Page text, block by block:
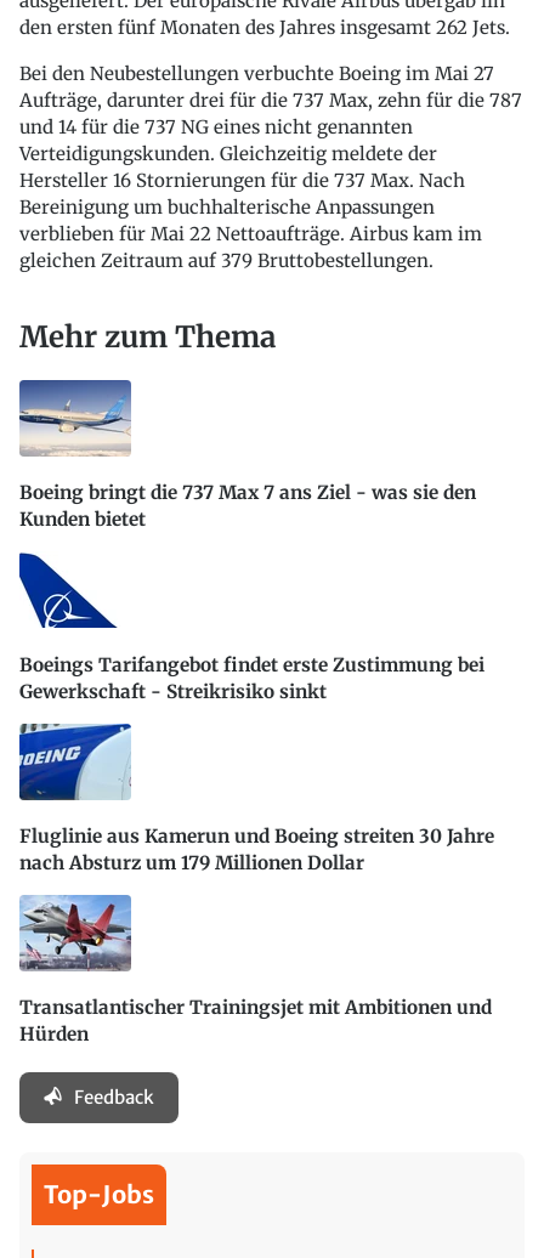
den ersten fünf Monaten des Jahres insgesamt 262 Jets.
Bei den Neubestellungen verbuchte Boeing im Mai 27
Aufträge, darunter drei für die 737 Max, zehn für die 787
und 14 für die 737 NG eines nicht genannten
Verteidigungskunden. Gleichzeitig meldete der
Hersteller 16 Stornierungen für die 737 Max. Nach
Bereinigung um buchhalterische Anpassungen
verblieben für Mai 22 Nettoaufträge. Airbus kam im
gleichen Zeitraum auf 379 Bruttobestellungen.
Mehr zum Thema
Boeing bringt die 737 Max 7 ans Ziel - was sie den
Kunden bietet
Boeings Tarifangebot findet erste Zustimmung bei
Gewerkschaft - Streikrisiko sinkt
Fluglinie aus Kamerun und Boeing streiten 30 Jahre
nach Absturz um 179 Millionen Dollar
Transatlantischer Trainingsjet mit Ambitionen und
Hürden
Feedback
Top-Jobs